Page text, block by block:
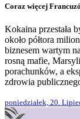
Coraz więcej
Kokaina przestała
około półtora
biznesem wartym
rosną mafie,
porachunków, a
zdrowia
poniedziałek, 20.